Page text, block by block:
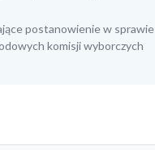
postanowienie w sprawie
komisji wyborczych